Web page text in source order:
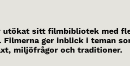
utökat sitt filmbibliotek med
Filmerna ger inblick i teman
miljöfrågor och traditioner.